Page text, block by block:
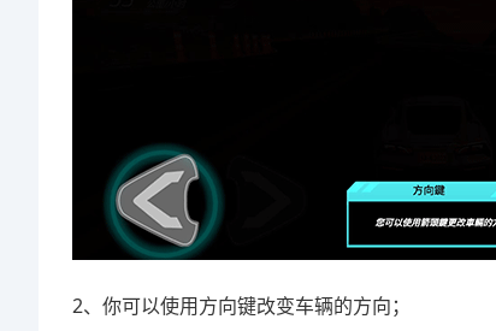
2、你可以使用方向键改变车辆的方向；